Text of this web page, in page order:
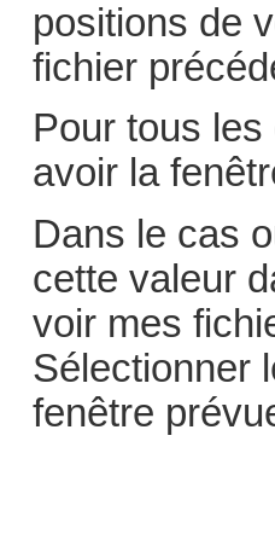
positions de
fichier
Pour tous
avoir la
Dans le cas
cette valeur
voir mes
Sélectionner
fenêtre